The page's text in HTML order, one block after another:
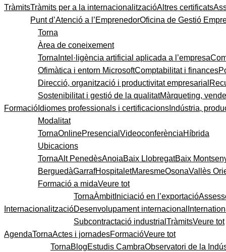
TràmitsTràmits per a la internacionalitzacióAltres certificats
Punt d’Atenció a l’EmprenedorOficina de Gestió
Formació
Torna
Àrea de coneixement
Torna Intel·ligència artificial aplicada a l’empresa
Ofimàtica i entorn MicrosoftComptabilitat i finances
Direcció, organització i productivitat empresarial
Sostenibilitat i gestió de la qualitatMàrqueting,
Idiomes professionals i certificacions Indústria,
Modalitat
TornaOnlinePresencial VideoconferènciaHíbrida
Ubicacions
TornaAlt PenedèsAnoiaBaix LlobregatBaix
BerguedàGarrafHospitaletMaresmeOsonaVallès
Formació a midaVeure tot
Internacionalització
TornaÀmbitIniciació en l’exportació
Desenvolupament internacional
Subcontractació industrial TràmitsVeure tot
AgendaTornaActes i jornadesFormacióVeure tot
TornaBlogEstudis CambraObservatori de la